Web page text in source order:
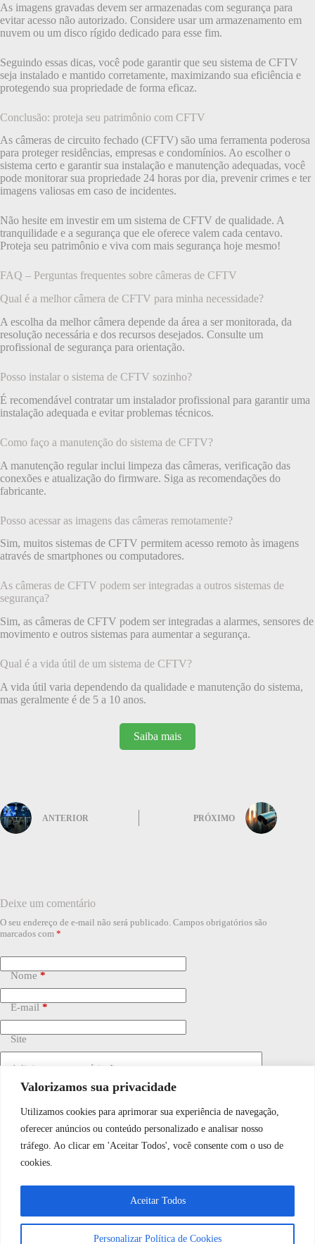
Valorizamos sua privacidade
Utilizamos cookies para aprimorar sua experiência de navegação,
oferecer anúncios ou conteúdo personalizado e analisar nosso
tráfego. Ao clicar em 'Aceitar Todos', você consente com o uso de
cookies.
Personalizar Política de Cookies
Aceitar Todos
As imagens gravadas devem ser armazenadas com segurança para
evitar acesso não autorizado. Considere usar um armazenamento em
nuvem ou um disco rígido dedicado para esse fim.
Seguindo essas dicas, você pode garantir que seu sistema de CFTV
seja instalado e mantido corretamente, maximizando sua eficiência e
protegendo sua propriedade de forma eficaz.
Conclusão: proteja seu patrimônio com CFTV
As câmeras de circuito fechado (CFTV) são uma ferramenta poderosa
para proteger residências, empresas e condomínios. Ao escolher o
sistema certo e garantir sua instalação e manutenção adequadas, você
pode monitorar sua propriedade 24 horas por dia, prevenir crimes e ter
imagens valiosas em caso de incidentes.
Não hesite em investir em um sistema de CFTV de qualidade. A
tranquilidade e a segurança que ele oferece valem cada centavo.
Proteja seu patrimônio e viva com mais segurança hoje mesmo!
FAQ – Perguntas frequentes sobre câmeras de CFTV
Qual é a melhor câmera de CFTV para minha necessidade?
A escolha da melhor câmera depende da área a ser monitorada, da
resolução necessária e dos recursos desejados. Consulte um
profissional de segurança para orientação.
Posso instalar o sistema de CFTV sozinho?
É recomendável contratar um instalador profissional para garantir uma
instalação adequada e evitar problemas técnicos.
Como faço a manutenção do sistema de CFTV?
A manutenção regular inclui limpeza das câmeras, verificação das
conexões e atualização do firmware. Siga as recomendações do
fabricante.
Posso acessar as imagens das câmeras remotamente?
Sim, muitos sistemas de CFTV permitem acesso remoto às imagens
através de smartphones ou computadores.
As câmeras de CFTV podem ser integradas a outros sistemas de
segurança?
Sim, as câmeras de CFTV podem ser integradas a alarmes, sensores de
movimento e outros sistemas para aumentar a segurança.
Qual é a vida útil de um sistema de CFTV?
A vida útil varia dependendo da qualidade e manutenção do sistema,
mas geralmente é de 5 a 10 anos.
Saiba mais
ANTERIOR PRÓXIMO
Deixe um comentário
O seu endereço de e-mail não será publicado. Campos obrigatórios são
marcados com *
Nome *
E-mail *
Site
Adicionar comentário *
Salvar meu nome, e-mail e site neste navegador para a
próxima vez que eu comentar.
WhatsApp JF Tech
Vamos conversar e descobrir como
podemos ajudá-lo hoje?